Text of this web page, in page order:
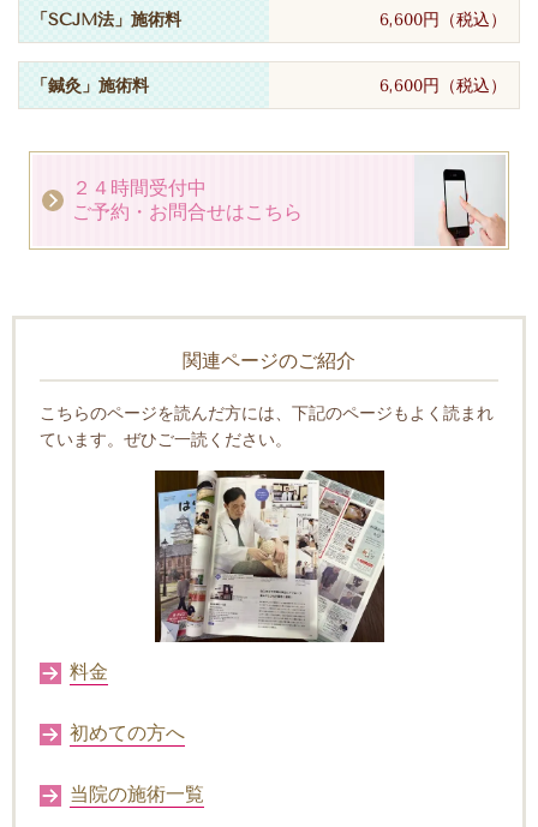
「SCJM法」施術料 6,600円（税込）
「鍼灸」施術料 6,600円（税込）
２４時間受付中
ご予約・お問合せはこちら
関連ページのご紹介
こちらのページを読んだ方には、下記のページもよく読まれ
ています。ぜひご一読ください。
料金
初めての方へ
当院の施術一覧